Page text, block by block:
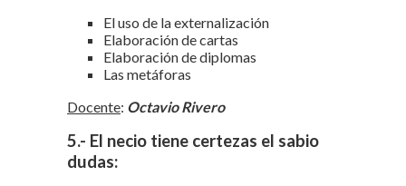
El uso de la externalización
Elaboración de cartas
Elaboración de diplomas
Las metáforas
Docente: Octavio Rivero
5.- El necio tiene certezas el sabio
dudas: